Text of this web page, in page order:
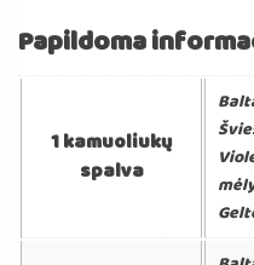
Papildoma
1 kamuoliukų
spalva